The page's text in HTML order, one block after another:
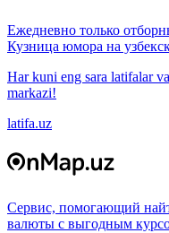
Ежедневно только
Кузница юмора на
Har kuni eng sara latifalar
markazi!
latifa.uz
Сервис, помогающий
валюты с выгодным